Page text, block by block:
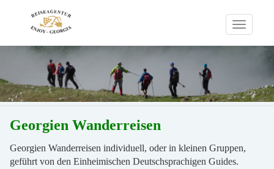
Toggle
Georgien Wanderreisen
Georgien Wanderreisen individuell, oder in kleinen Gruppen,
geführt von den Einheimischen Deutschsprachigen Guides.